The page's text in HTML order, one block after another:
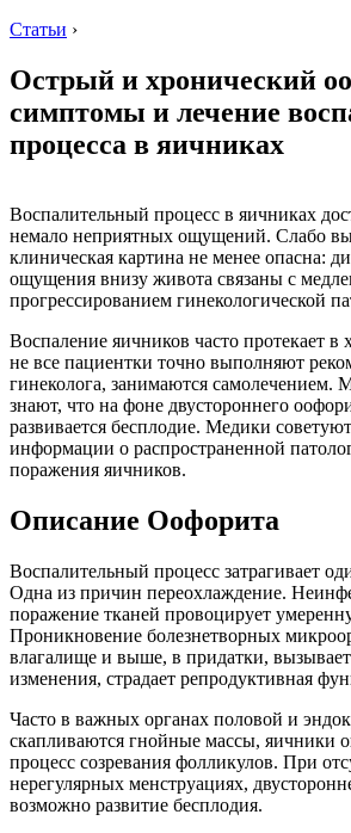
Статьи ›
Острый и хронический
симптомы и лечение
процесса в яичниках
Воспалительный процесс в яичниках
немало неприятных ощущений. Слабо
клиническая картина не менее опасна:
ощущения внизу живота связаны с
прогрессированием гинекологической
Воспаление яичников часто протекает в
не все пациентки точно выполняют
гинеколога, занимаются
знают, что на фоне двустороннего
развивается бесплодие. Медики
информации о распространенной
поражения яичников.
Описание Оофорита
Воспалительный процесс затрагивает
Одна из причин переохлаждение.
поражение тканей провоцирует
Проникновение болезнетворных
влагалище и выше, в придатки,
изменения, страдает репродуктивная
Часто в важных органах половой и
скапливаются гнойные массы, яичники
процесс созревания фолликулов. При
нерегулярных менструациях,
возможно развитие бесплодия.